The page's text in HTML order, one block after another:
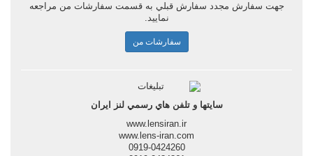
جهت سفارش مجدد سفارش قبلي به قسمت سفارشات من مراجعه
نماييد.
سفارشات من
سايتها و تلفن هاي رسمي لنز ايران
www.lensiran.ir
www.lens-iran.com
0919-0424260